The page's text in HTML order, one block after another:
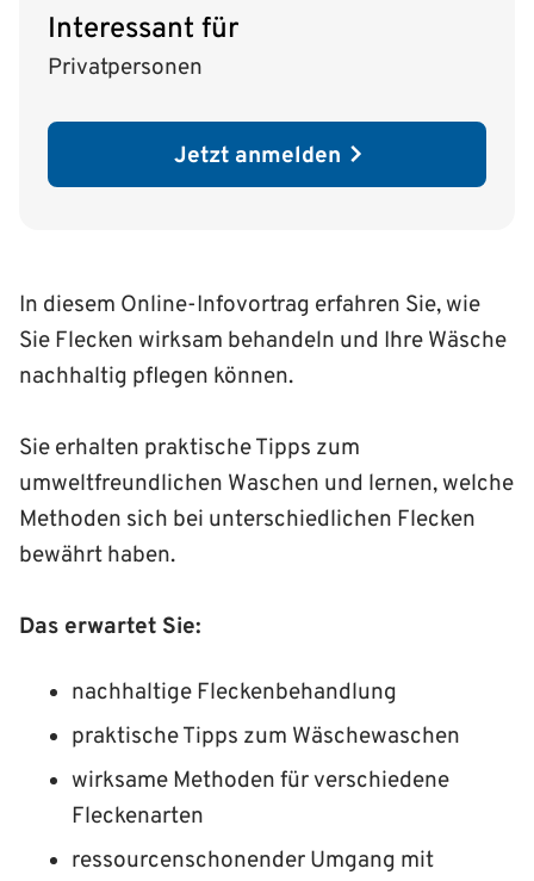
In diesem Online-Infovortrag erfahren Sie, wie
Sie Flecken wirksam behandeln und Ihre Wäsche
nachhaltig pflegen können.
Sie erhalten praktische Tipps zum
umweltfreundlichen Waschen und lernen, welche
Methoden sich bei unterschiedlichen Flecken
bewährt haben.
Das erwartet Sie:
nachhaltige Fleckenbehandlung
praktische Tipps zum Wäschewaschen
wirksame Methoden für verschiedene
Fleckenarten
ressourcenschonender Umgang mit
Interessant für
Privatpersonen
Jetzt anmelden